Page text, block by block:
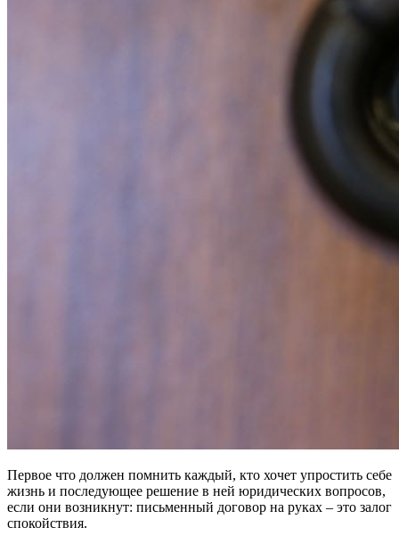
Первое что должен помнить каждый, кто хочет упростить себе
жизнь и последующее решение в ней юридических вопросов,
если они возникнут: письменный договор на руках – это залог
спокойствия.